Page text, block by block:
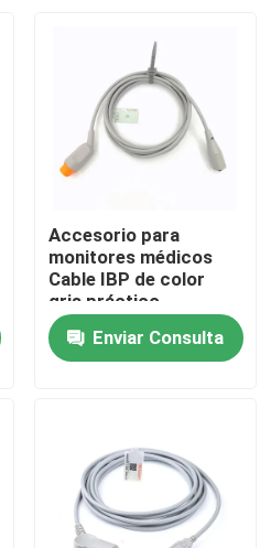
Accesorio para
monitores médicos
Cable IBP de color
gris práctico
Compatible con
Siemens a MX Multi
Función
Enviar Consulta